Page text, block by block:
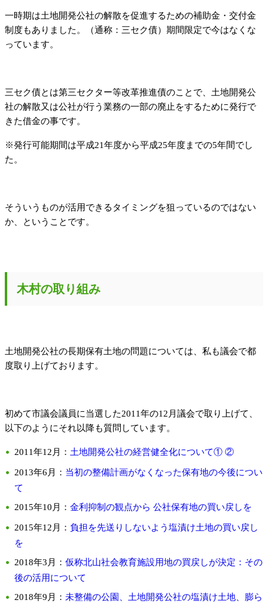
一時期は土地開発公社の解散を促進するための補助金・交付金
制度もありました。（通称：三セク債）期間限定で今はなくな
っています。
三セク債とは第三セクター等改革推進債のことで、土地開発公
社の解散又は公社が行う業務の一部の廃止をするために発行で
きた借金の事です。
※発行可能期間は平成21年度から平成25年度までの5年間でし
た。
そういうものが活用できるタイミングを狙っているのではない
か、ということです。
木村の取り組み
土地開発公社の長期保有土地の問題については、私も議会で都
度取り上げております。
初めて市議会議員に当選した2011年の12月議会で取り上げて、
以下のようにそれ以降も質問しています。
2011年12月： 土地開発公社の経営健全化について① ②
2013年6月： 当初の整備計画がなくなった保有地の今後につい
て
2015年10月： 金利抑制の観点から 公社保有地の買い戻しを
2015年12月： 負担を先送りしないよう塩漬け土地の買い戻し
を
2018年3月： 仮称北山社会教育施設用地の買戻しが決定：その
後の活用について
2018年9月： 未整備の公園、土地開発公社の塩漬け土地、膨ら